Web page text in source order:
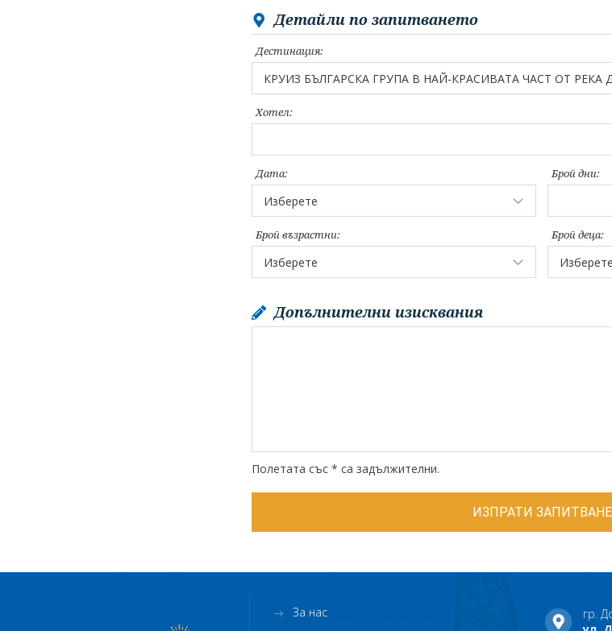
Детайли по запитването
Дестинация:
Хотел:
Дата: Брой дни:
Брой възрастни: Брой деца:
Допълнителни изисквания
Полетата със * са задължителни.
За нас
гр.